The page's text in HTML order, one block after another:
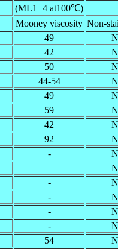
(ML1+4 at100℃)
Mooney viscosity Non-
49
42
50
44-54
49
59
42
92
-
-
-
-
-
54